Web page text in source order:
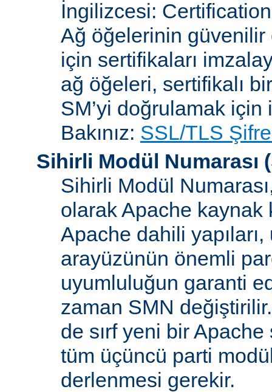
İngilizcesi:
Ağ öğelerinin güvenilir
için sertifikaları
ağ öğeleri, sertifikalı
SM’yi doğrulamak için
Bakınız: SSL/TLS
Sihirli Modül Numarası (
Sihirli Modül
olarak Apache kaynak
Apache dahili
arayüzünün önemli
uyumluluğun garanti
zaman SMN
de sırf yeni bir
tüm üçüncü parti
derlenmesi gerekir.